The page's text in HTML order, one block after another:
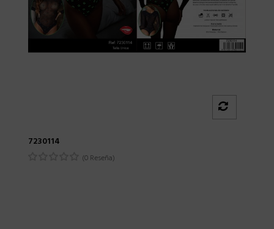
7230114
(0 Reseña)